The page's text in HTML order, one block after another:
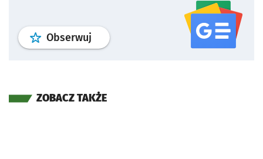
Obserwuj profil serwisu
ZOBACZ TAKŻE